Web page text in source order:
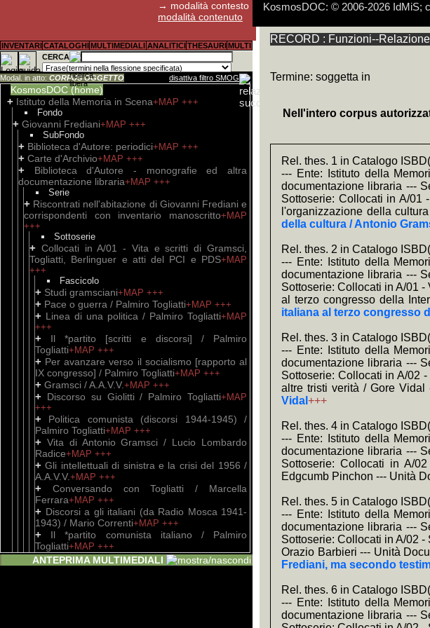
→ modalità contesto
modalità contenuto
INVENTARI CATALOGHI MULTIMEDIALI ANALITICI THESAURI MULTI
CERCA
Modal. in atto: CORPUS OGGETTO disattiva filtro SMOG
KosmosDOC (home)
+ Istituto della Memoria in Scena+MAP +++
Fondo
+ Giovanni Frediani+MAP +++
SubFondo
+ Biblioteca d'Autore: periodici+MAP +++
+ Carte d'Archivio+MAP +++
+
Biblioteca d'Autore - monografie ed altra
documentazione libraria+MAP +++
Serie
+ Riscontrati nell'abitazione di Giovanni Frediani e
corrispondenti con inventario manoscritto+MAP
+++
Sottoserie
+ Collocati in A/01 - Vita e scritti di Gramsci,
Togliatti, Berlinguer e atti del PCI e PDS+MAP
+++
Fascicolo
+ Studi gramsciani+MAP +++
+ Pace o guerra / Palmiro Togliatti+MAP +++
+ Linea di una politica / Palmiro Togliatti+MAP
+++
+ Il *partito [scritti e discorsi] / Palmiro
Togliatti+MAP +++
+ Per avanzare verso il socialismo [rapporto al
IX congresso] / Palmiro Togliatti+MAP +++
+ Gramsci / A.A.V.V. +MAP +++
+ Discorso su Giolitti / Palmiro Togliatti+MAP
+++
+ Politica comunista (discorsi 1944-1945) /
Palmiro Togliatti+MAP +++
+ Vita di Antonio Gramsci / Lucio Lombardo
Radice+MAP +++
+Gli intellettuali di sinistra e la crisi del 1956 /
A.A.V.V. +MAP +++
+ Conversando con Togliatti / Marcella
Ferrara+MAP +++
+ Discorsi a gli italiani (da Radio Mosca 1941-
1943) / Mario Correnti+MAP +++
+ Il *partito comunista italiano / Palmiro
Togliatti+MAP +++
+Gramsci / Palmiro Togliatti+MAP+++
+
ANTEPRIMA MULTIMEDIALI
KosmosDOC: © 2006-2026 IdMiS;
E' possibile devolvere il 5 per mille
Aldo Fagioli, Partigiano a 15 anni,
I cookies di kosmosdoc non
Abstract, sinossi, scomposizione
Guida rapida: i link composti di +
Guida rapida: il sottoinsieme
Guida rapida: i link+BDforniscono i
Per il canale video tutorial cliccare:
RECORD : Funzioni--
Termine: soggetta in
Nell'intero corpus
Rel. thes. 1 in Catalogo
--- Ente: Istituto della
documentazione libraria ---
Sottoserie: Collocati in A/01
l'organizzazione della
della cultura / Antonio
Rel. thes. 2 in Catalogo
--- Ente: Istituto della
documentazione libraria ---
Sottoserie: Collocati in A/01
al terzo congresso della
italiana al terzo congresso
Rel. thes. 3 in Catalogo
--- Ente: Istituto della
documentazione libraria ---
Sottoserie: Collocati in A/02
altre tristi verità / Gore Vidal
Vidal +++
Rel. thes. 4 in Catalogo
--- Ente: Istituto della
documentazione libraria ---
Sottoserie: Collocati in A/
Edgcumb Pinchon --- Unità
Rel. thes. 5 in Catalogo
--- Ente: Istituto della
documentazione libraria ---
Sottoserie: Collocati in A/02
Orazio Barbieri --- Unità
Frediani, ma secondo
Rel. thes. 6 in Catalogo
--- Ente: Istituto della
documentazione libraria ---